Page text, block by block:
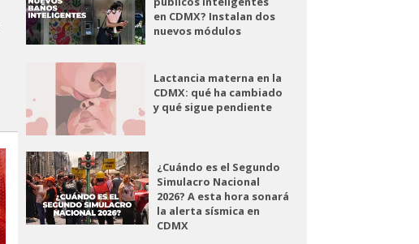
en CDMX? Instalan dos
nuevos módulos
Lactancia materna en la
CDMX: qué ha cambiado
y qué sigue pendiente
¿Cuándo es el Segundo
Simulacro Nacional
2026? A esta hora sonará
la alerta sísmica en
CDMX